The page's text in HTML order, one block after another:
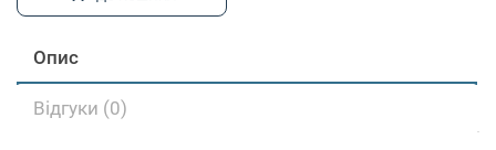
Опис
Відгуки (0)